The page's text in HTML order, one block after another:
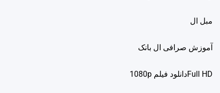
مبل ال
آموزش صرافی ال بانک
Full HDدانلود فيلم 1080p